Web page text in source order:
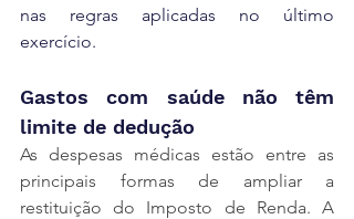
nas regras aplicadas no último
exercício.
Gastos com saúde não têm
limite de dedução
As despesas médicas estão entre as
principais formas de ampliar a
restituição do Imposto de Renda. A